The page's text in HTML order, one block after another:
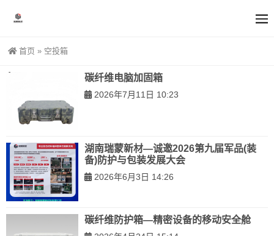
首页 » 空投箱
碳纤维电脑加固箱
2026年7月11日 10:23
湖南瑞蒙新材—诚邀2026第九届军品(装
备)防护与包装发展大会
2026年6月3日 14:26
碳纤维防护箱—精密设备的移动安全舱